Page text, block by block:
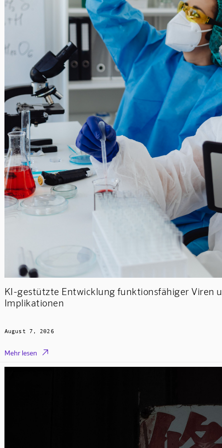
KI-gestützte Entwicklung funktionsfähiger Viren
Implikationen
August 7, 2026
Mehr lesen 